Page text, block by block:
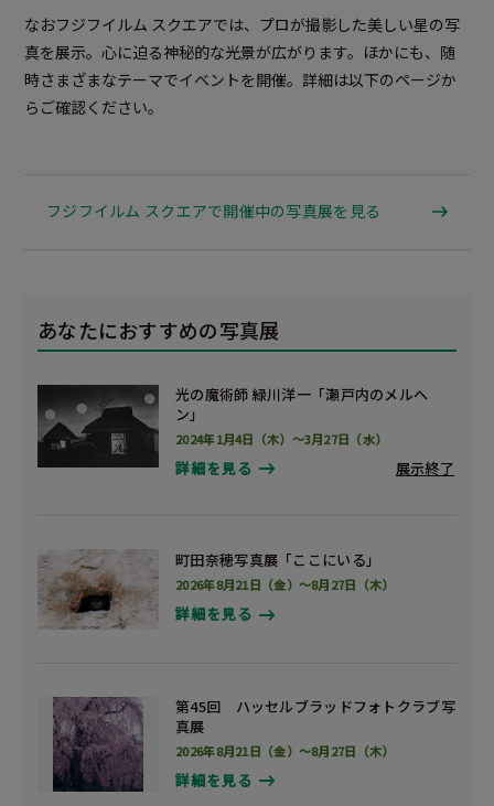
なおフジフイルム スクエアでは、プロが撮影した美しい星の写
真を展示。心に迫る神秘的な光景が広がります。ほかにも、随
時さまざまなテーマでイベントを開催。詳細は以下のページか
らご確認ください。
フジフイルム スクエアで開催中の写真展を見る
あなたにおすすめの写真展
光の魔術師 緑川洋一「瀬戸内のメルヘ
ン」
2024年1月4日（木）～3月27日（水）
詳細を見る 展示終了
町田奈穂写真展「ここにいる」
2026年8月21日（金）～8月27日（木）
詳細を見る
第45回 ハッセルブラッドフォトクラブ写
真展
2026年8月21日（金）～8月27日（木）
詳細を見る